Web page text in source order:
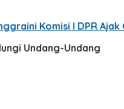
Komisi I DPR
Undang-Undang